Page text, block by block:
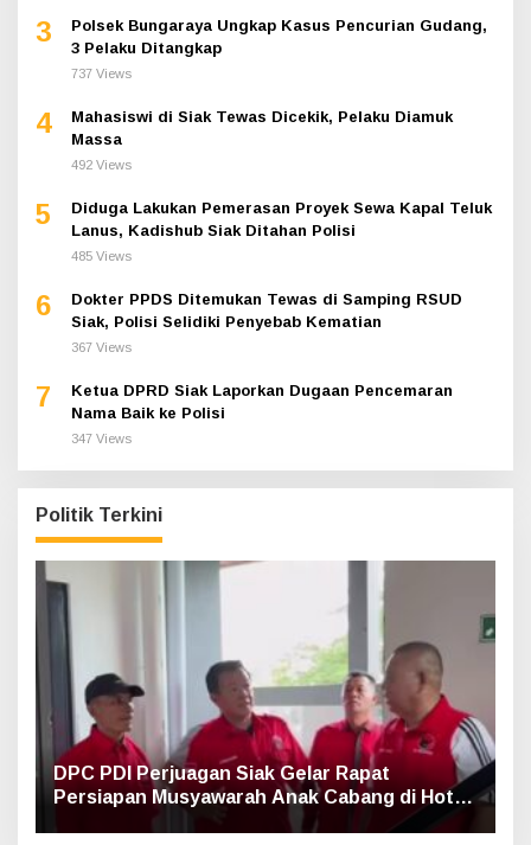
3
Polsek Bungaraya Ungkap Kasus Pencurian Gudang,
3 Pelaku Ditangkap
737 Views
4
Mahasiswi di Siak Tewas Dicekik, Pelaku Diamuk
Massa
492 Views
5
Diduga Lakukan Pemerasan Proyek Sewa Kapal Teluk
Lanus, Kadishub Siak Ditahan Polisi
485 Views
6
Dokter PPDS Ditemukan Tewas di Samping RSUD
Siak, Polisi Selidiki Penyebab Kematian
367 Views
7
Ketua DPRD Siak Laporkan Dugaan Pencemaran
Nama Baik ke Polisi
347 Views
Politik Terkini
DPC PDI Perjuagan Siak Gelar Rapat
Persiapan Musyawarah Anak Cabang di Hotel